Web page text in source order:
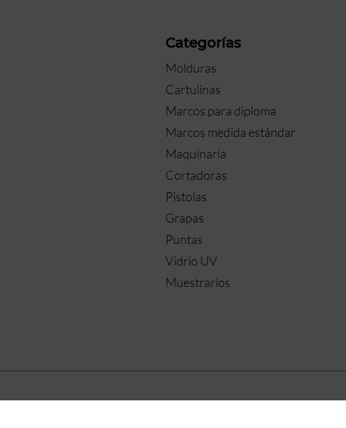
Categorías
Molduras
Cartulinas
Marcos para diploma
Marcos medida estándar
Maquinaria
Cortadoras
Pistolas
Grapas
Puntas
Vidrio UV
Muestrarios